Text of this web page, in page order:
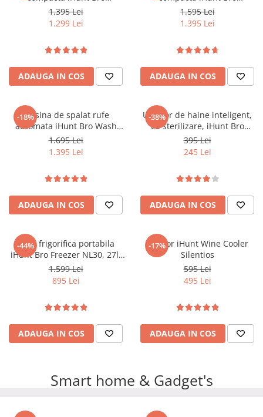
Dishwasher
1.395 Lei
1.299 Lei
ADAUGA IN COS
Dishwasher Xpert
1.595 Lei
1.395 Lei
ADAUGA IN COS
-18%
Masina de spalat rufe
automata iHunt Bro Wash
Compact Professional
1.695 Lei
1.395 Lei
ADAUGA IN COS
-38%
Uscator de haine inteligent,
cu sterilizare, iHunt Bro
Speed Dry
395 Lei
245 Lei
ADAUGA IN COS
-44%
Lada frigorifica portabila
iHunt Bro Freezer NL30, 27l,
61cm, Compresor Freon,
Ecran Digital, Capac Dublu
1.599 Lei
895 Lei
ADAUGA IN COS
-17%
Racitor iHunt Wine Cooler
Silentios
595 Lei
495 Lei
ADAUGA IN COS
Smart home & Gadget's